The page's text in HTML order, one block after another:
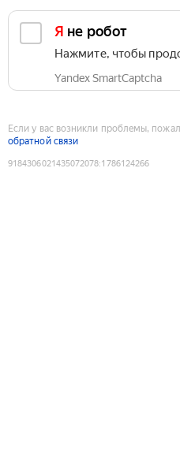
Я не робот
Нажмите, чтобы
Yandex SmartCaptcha
Если у вас возникли проблемы,
обратной связи
9184306021435072078:1786124266